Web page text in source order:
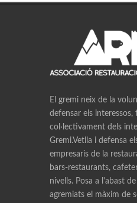
El gremi neix de la
defensar els
col·lectivament dels
Gremi.Vetlla i defensa
empresaris de la
bars-restaurants,
nivells. Posa a l'abast
agremiats el màxim de